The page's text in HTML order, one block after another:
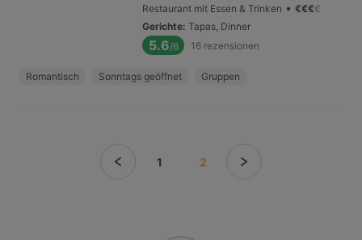
Restaurant mit Essen & Trinken • €€€€
Gerichte: Tapas, Dinner
5.6/6 16 rezensionen
Romantisch Sonntags geöffnet Gruppen
1 2